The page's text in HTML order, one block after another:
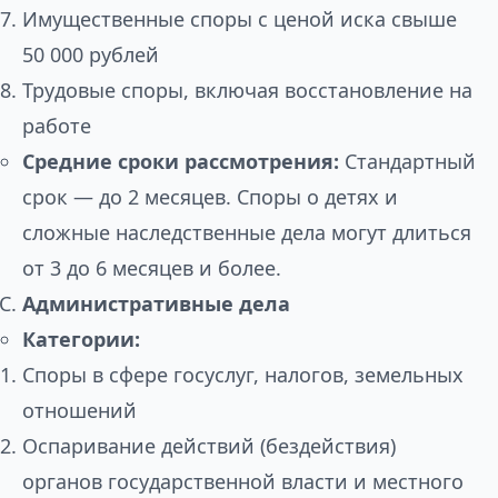
Имущественные споры с ценой иска свыше
50 000 рублей
Трудовые споры, включая восстановление на
работе
Средние сроки рассмотрения: Стандартный
срок — до 2 месяцев. Споры о детях и
сложные наследственные дела могут длиться
от 3 до 6 месяцев и более.
Административные дела
Категории:
Споры в сфере госуслуг, налогов, земельных
отношений
Оспаривание действий (бездействия)
органов государственной власти и местного